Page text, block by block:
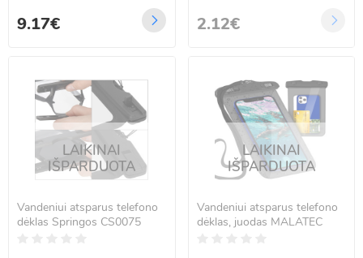
9.17€ 2.12€
LAIKINAI
IŠPARDUOTA
Vandeniui atsparus telefono
dėklas Springos CS0075
LAIKINAI
IŠPARDUOTA
Vandeniui atsparus telefono
dėklas, juodas MALATEC